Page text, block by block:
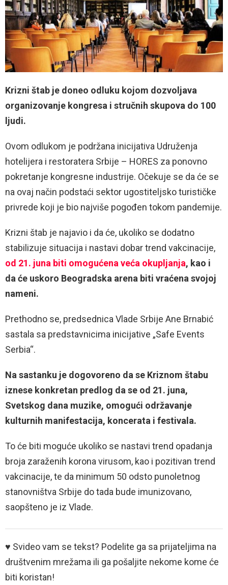
Krizni štab je doneo odluku kojom dozvoljava
organizovanje kongresa i stručnih skupova do 100
ljudi.
Ovom odlukom je podržana inicijativa Udruženja
hotelijera i restoratera Srbije – HORES za ponovno
pokretanje kongresne industrije. Očekuje se da će se
na ovaj način podstaći sektor ugostiteljsko turističke
privrede koji je bio najviše pogođen tokom pandemije.
Krizni štab je najavio i da će, ukoliko se dodatno
stabilizuje situacija i nastavi dobar trend vakcinacije,
od 21. juna biti omogućena veća okupljanja, kao i
da će uskoro Beogradska arena biti vraćena svojoj
nameni.
Prethodno se, predsednica Vlade Srbije Ane Brnabić
sastala sa predstavnicima inicijative „Safe Events
Serbia“.
Na sastanku je dogovoreno da se Kriznom štabu
iznese konkretan predlog da se od 21. juna,
Svetskog dana muzike, omogući održavanje
kulturnih manifestacija, koncerata i festivala.
To će biti moguće ukoliko se nastavi trend opadanja
broja zaraženih korona virusom, kao i pozitivan trend
vakcinacije, te da minimum 50 odsto punoletnog
stanovništva Srbije do tada bude imunizovano,
saopšteno je iz Vlade.
♥ Svideo vam se tekst? Podelite ga sa prijateljima na
društvenim mrežama ili ga pošaljite nekome kome će
biti koristan!